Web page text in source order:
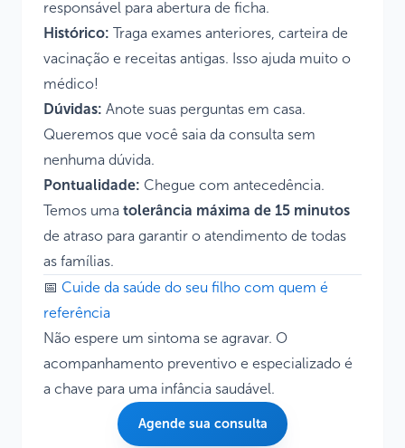
responsável para abertura de ficha.
Histórico: Traga exames anteriores, carteira de
vacinação e receitas antigas. Isso ajuda muito o
médico!
Dúvidas: Anote suas perguntas em casa.
Queremos que você saia da consulta sem
nenhuma dúvida.
Pontualidade: Chegue com antecedência.
Temos uma tolerância máxima de 15 minutos
de atraso para garantir o atendimento de todas
as famílias.
📅 Cuide da saúde do seu filho com quem é
referência
Não espere um sintoma se agravar. O
acompanhamento preventivo e especializado é
a chave para uma infância saudável.
Agende sua consulta